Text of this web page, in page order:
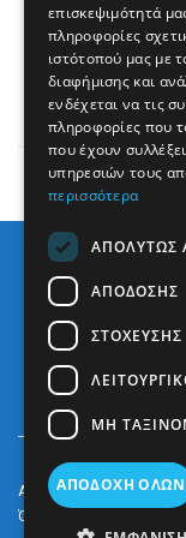
Το Ιράν
αποκαλύπτει
Arkè Media Group
Όροι και Προϋποθέσεις
επισκεψιμότητά
πληροφορίες
ιστότοπού μας με
διαφήμισης και
ενδέχεται να τις
πληροφορίες που
που έχουν
υπηρεσιών τους
περισσότερα
ΑΠΟΛΎΤΩΣ
ΑΠΌΔΟΣΗΣ
ΣΤΌΧΕΥΣΗΣ
ΜΗ
ΑΠΟΔΟΧΉ ΌΛΩΝ